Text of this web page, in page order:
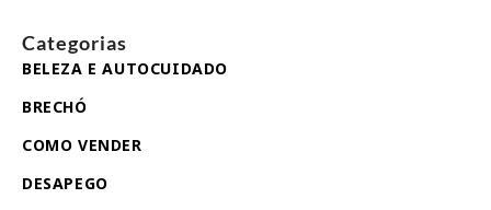
Categorias
BELEZA E AUTOCUIDADO
BRECHÓ
COMO VENDER
DESAPEGO